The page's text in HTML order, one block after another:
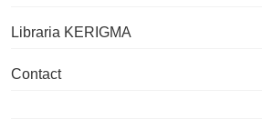
Libraria KERIGMA
Contact